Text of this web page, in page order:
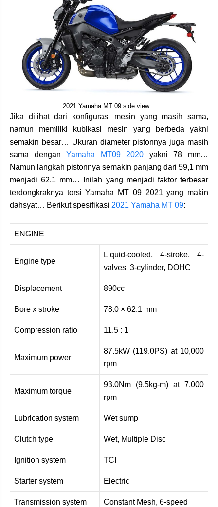
2021 Yamaha MT 09 side view…
Jika dilihat dari konfigurasi mesin yang masih sama,
namun memiliki kubikasi mesin yang berbeda yakni
semakin besar… Ukuran diameter pistonnya juga masih
sama denganYamaha MT09 2020 yakni 78 mm…
Namun langkah pistonnya semakin panjang dari 59,1 mm
menjadi 62,1 mm… Inilah yang menjadi faktor terbesar
terdongkraknya torsi Yamaha MT 09 2021 yang makin
dahsyat… Berikut spesifikasi 2021 Yamaha MT 09:
ENGINE
Engine type
Liquid-cooled, 4-stroke, 4-
valves, 3-cylinder, DOHC
Displacement 890cc
Bore x stroke 78.0 × 62.1 mm
Compression ratio 11.5 : 1
Maximum power
87.5kW (119.0PS) at 10,000
rpm
Maximum torque
93.0Nm (9.5kg-m) at 7,000
rpm
Lubrication system Wet sump
Clutch type Wet, Multiple Disc
Ignition system TCI
Starter system Electric
Transmission system Constant Mesh, 6-speed